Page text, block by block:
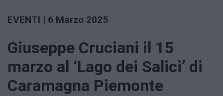
EVENTI | 6 Marzo 2025
Giuseppe Cruciani il 15
marzo al ‘Lago dei Salici’ di
Caramagna Piemonte